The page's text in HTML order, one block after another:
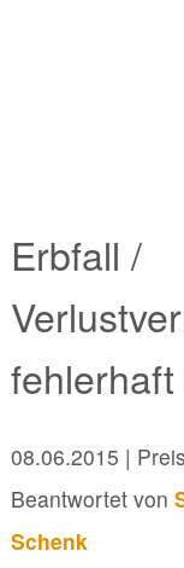
Erbfall /
08.06.2015 |
Beantwortet von
Schenk